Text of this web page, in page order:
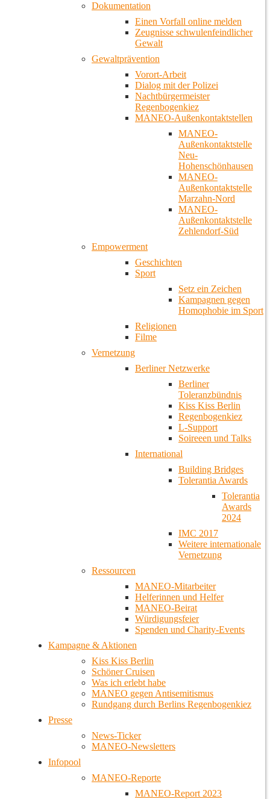
Dokumentation
Einen Vorfall online melden
Zeugnisse schwulenfeindlicher
Gewalt
Gewaltprävention
Vorort-Arbeit
Dialog mit der Polizei
Nachtbürgermeister
Regenbogenkiez
MANEO-Außenkontaktstellen
MANEO-
Außenkontaktstelle
Neu-
Hohenschönhausen
MANEO-
Außenkontaktstelle
Marzahn-Nord
MANEO-
Außenkontaktstelle
Zehlendorf-Süd
Empowerment
Geschichten
Sport
Setz ein Zeichen
Kampagnen gegen
Homophobie im Sport
Religionen
Filme
Vernetzung
Berliner Netzwerke
Berliner
Toleranzbündnis
Kiss Kiss Berlin
Regenbogenkiez
L-Support
Soireeen und Talks
International
Building Bridges
Tolerantia Awards
Tolerantia
Awards
2024
IMC 2017
Weitere internationale
Vernetzung
Ressourcen
MANEO-Mitarbeiter
Helferinnen und Helfer
MANEO-Beirat
Würdigungsfeier
Spenden und Charity-Events
Kampagne & Aktionen
Kiss Kiss Berlin
Schöner Cruisen
Was ich erlebt habe
MANEO gegen Antisemitismus
Rundgang durch Berlins Regenbogenkiez
Presse
News-Ticker
MANEO-Newsletters
Infopool
MANEO-Reporte
MANEO-Report 2023